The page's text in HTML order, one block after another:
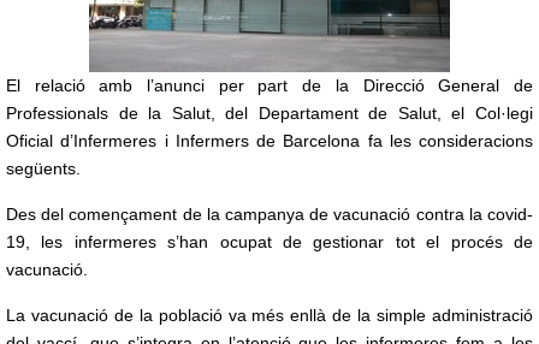
El relació amb l’anunci per part de la Direcció General de
Professionals de la Salut, del Departament de Salut, el Col·legi
Oficial d’Infermeres i Infermers de Barcelona fa les consideracions
següents.
Des del començament de la campanya de vacunació contra la covid-
19, les infermeres s’han ocupat de gestionar tot el procés de
vacunació.
La vacunació de la població va més enllà de la simple administració